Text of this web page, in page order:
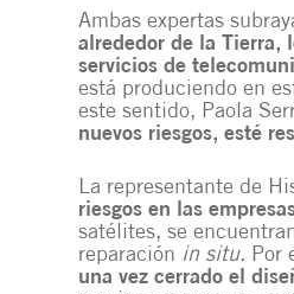
Ambas expertas
alrededor de la Tierra,
servicios de
está produciendo en
este sentido, Paola
nuevos riesgos, esté
La representante de
riesgos en las
satélites, se
reparación in situ. Por
una vez cerrado el